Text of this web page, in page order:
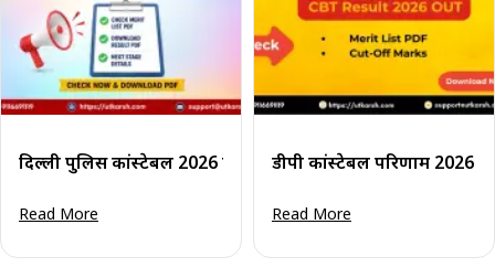
दिल्ली पुलिस कांस्टेबल 2026 का परिणाम घोषित: मेरिट लिस्ट
Read More
डीपी कांस्टेबल परिणाम 2026
Read More